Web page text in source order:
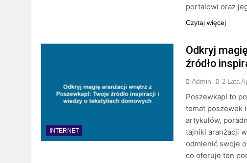
portalowi oraz
Czytaj więcej
INTERNET
Odkryj
źródło
Admin 2 Lata
Poszewkapl to
temat poszewek
artykułów,
tajniki aranżacji
odmienić swoje
co oferuje ten